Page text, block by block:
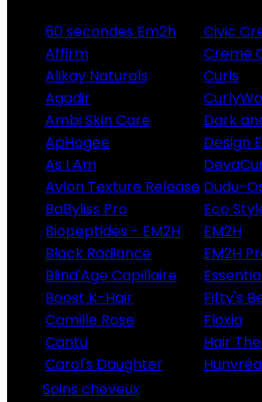
60 secondes Em2h
Affirm
Alikay Naturals
Agadir
Ambi Skin Care
ApHogee
As I Am
Avlon Texture Release
BaByliss Pro
Biopeptides - EM2H
Black Radiance
Blind'Age Capillaire
Boost K-Hair
Camille Rose
Cantu
Carol's Daughter
Civic
Creme
Curls
Dark
Design
Dudu-
Eco
EM2H
EM2H
Fifty's
Floxia
Hair
Soins cheveux